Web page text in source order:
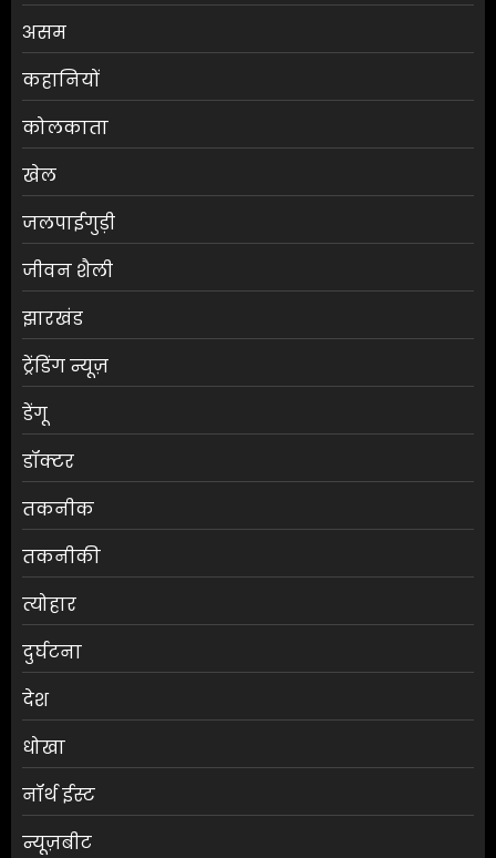
असम
कहानियों
कोलकाता
खेल
जलपाईगुड़ी
जीवन शैली
झारखंड
ट्रेंडिंग न्यूज़
डेंगू
डॉक्टर
तकनीक
तकनीकी
त्योहार
दुर्घटना
देश
धोखा
नॉर्थ ईस्ट
न्यूज़बीट